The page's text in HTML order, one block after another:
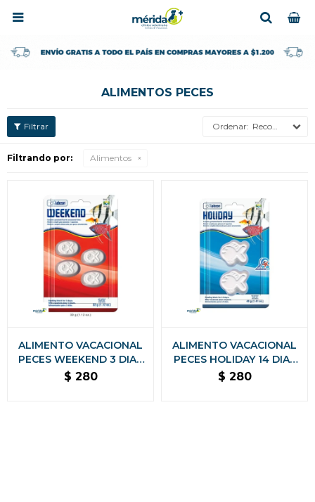

ALIMENTOS PECES
Recomendados
Filtrando por: Alimentos
ALIMENTO VACACIONAL
PECES WEEKEND 3 DIAS
32 GRS
$ 280
ALIMENTO VACACIONAL
PECES HOLIDAY 14 DIAS
40 GRS
$ 280